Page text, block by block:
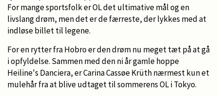
For mange sportsfolk er OL det ultimative mål og en
livslang drøm, men det er de færreste, der lykkes med at
indløse billet til legene.
For en rytter fra Hobro er den drøm nu meget tæt på at gå
i opfyldelse. Sammen med den ni år gamle hoppe
Heiline's Danciera, er Carina Cassøe Krüth nærmest kun et
mulehår fra at blive udtaget til sommerens OL i Tokyo.